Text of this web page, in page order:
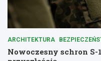
ARCHITEKTURA
Nowoczesny schron